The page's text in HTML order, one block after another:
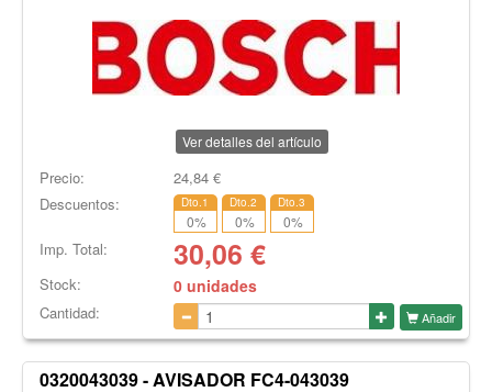
Ver detalles del artículo
Precio: 24,84€
Descuentos:
Dto.1
0%
Dto.2
0%
Dto.3
0%
Imp. Total: 30,06 €
Stock: 0 unidades
Cantidad: Añadir
0320043039 - AVISADOR FC4-043039